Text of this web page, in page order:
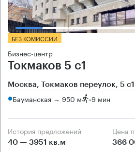
БЕЗ КОМИССИИ
Бизнес-центр
Токмаков 5 с1
Москва, Токмаков переулок, 5 с1
Бауманская → 950 м ~9 мин
История предложений
40 — 3951 кв.м
Цена
366